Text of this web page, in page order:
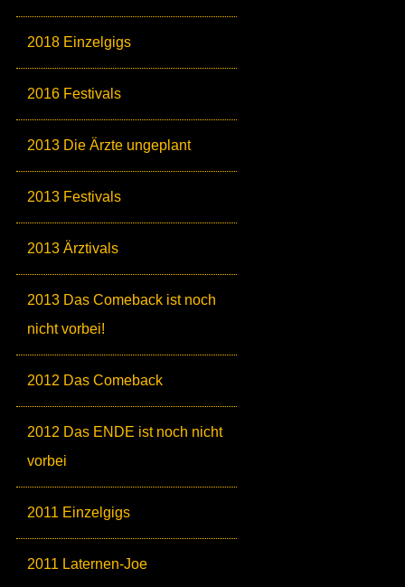
2018 Einzelgigs
2016 Festivals
2013 Die Ärzte ungeplant
2013 Festivals
2013 Ärztivals
2013 Das Comeback ist noch
nicht vorbei!
2012 Das Comeback
2012 Das ENDE ist noch nicht
vorbei
2011 Einzelgigs
2011 Laternen-Joe